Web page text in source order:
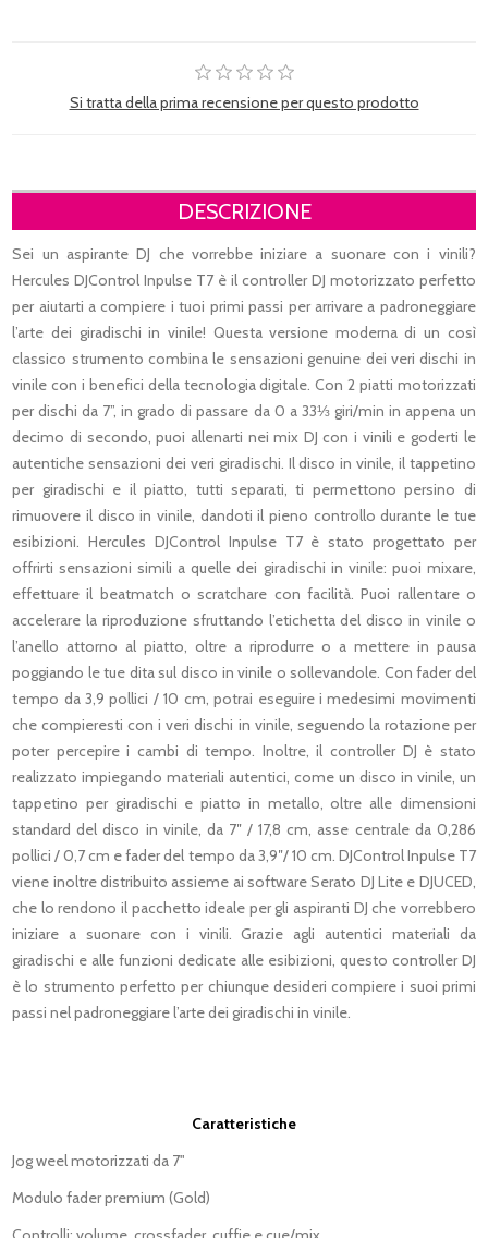
Si tratta della prima recensione per questo prodotto
DESCRIZIONE
Sei un aspirante DJ che vorrebbe iniziare a suonare con i vinili?
Hercules DJControl Inpulse T7 è il controller DJ motorizzato perfetto
per aiutarti a compiere i tuoi primi passi per arrivare a padroneggiare
l’arte dei giradischi in vinile! Questa versione moderna di un così
classico strumento combina le sensazioni genuine dei veri dischi in
vinile con i benefici della tecnologia digitale. Con 2 piatti motorizzati
per dischi da 7”, in grado di passare da 0 a 33⅓ giri/min in appena un
decimo di secondo, puoi allenarti nei mix DJ con i vinili e goderti le
autentiche sensazioni dei veri giradischi. Il disco in vinile, il tappetino
per giradischi e il piatto, tutti separati, ti permettono persino di
rimuovere il disco in vinile, dandoti il pieno controllo durante le tue
esibizioni. Hercules DJControl Inpulse T7 è stato progettato per
offrirti sensazioni simili a quelle dei giradischi in vinile: puoi mixare,
effettuare il beatmatch o scratchare con facilità. Puoi rallentare o
accelerare la riproduzione sfruttando l’etichetta del disco in vinile o
l’anello attorno al piatto, oltre a riprodurre o a mettere in pausa
poggiando le tue dita sul disco in vinile o sollevandole. Con fader del
tempo da 3,9 pollici / 10 cm, potrai eseguire i medesimi movimenti
che compieresti con i veri dischi in vinile, seguendo la rotazione per
poter percepire i cambi di tempo. Inoltre, il controller DJ è stato
realizzato impiegando materiali autentici, come un disco in vinile, un
tappetino per giradischi e piatto in metallo, oltre alle dimensioni
standard del disco in vinile, da 7″ / 17,8 cm, asse centrale da 0,286
pollici / 0,7 cm e fader del tempo da 3,9″/ 10 cm. DJControl Inpulse T7
viene inoltre distribuito assieme ai software Serato DJ Lite e DJUCED,
che lo rendono il pacchetto ideale per gli aspiranti DJ che vorrebbero
iniziare a suonare con i vinili. Grazie agli autentici materiali da
giradischi e alle funzioni dedicate alle esibizioni, questo controller DJ
è lo strumento perfetto per chiunque desideri compiere i suoi primi
passi nel padroneggiare l’arte dei giradischi in vinile.
Caratteristiche
Jog weel motorizzati da 7"
Modulo fader premium (Gold)